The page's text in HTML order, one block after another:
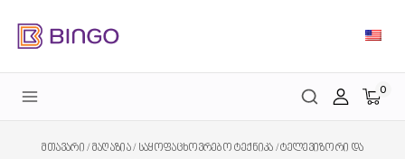
0
მთავარი / მაღაზია/ საყოფაცხოვრებო ტექნიკა /ტელევიზორი და